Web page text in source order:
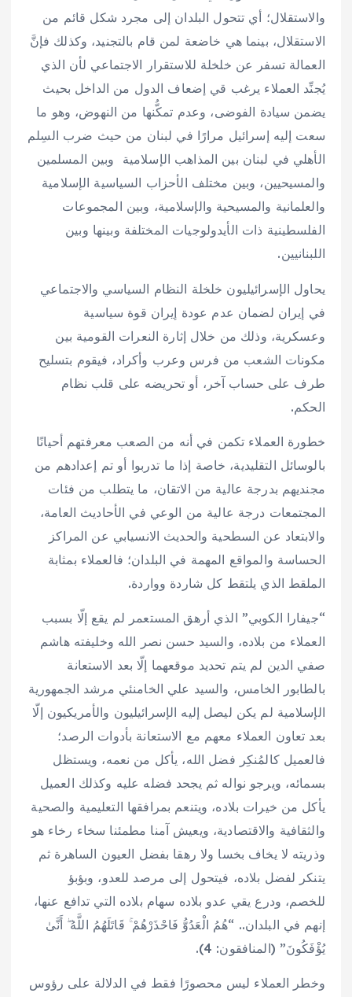
والاستقلال؛ أي تتحول البلدان إلى مجرد شكل قائم من
الاستقلال، بينما هي خاضعة لمن قام بالتجنيد، وكذلك فإنَّ
العمالة تسفر عن خلخلة للاستقرار الاجتماعي لأن الذي
يُجنِّد العملاء يرغب قي إضعاف الدول من الداخل بحيث
يضمن سيادة الفوضى، وعدم تمكُّنها من النهوض، وهو ما
سعت إليه إسرائيل مرارًا في لبنان من حيث ضرب السِلم
الأهلي في لبنان بين المذاهب الإسلامية وبين المسلمين
والمسيحيين، وبين مختلف الأحزاب السياسية الإسلامية
والعلمانية والمسيحية والإسلامية، وبين المجموعات
الفلسطينية ذات الأيدولوجيات المختلفة وبينها وبين
اللبنانيين.
يحاول الإسرائيليون خلخلة النظام السياسي والاجتماعي
في إيران لضمان عدم عودة إيران قوة سياسية
وعسكرية، وذلك من خلال إثارة النعرات القومية بين
مكونات الشعب من فرس وعرب وأكراد، فيقوم بتسليح
طرف على حساب آخر، أو تحريضه على قلب نظام
الحكم.
خطورة العملاء تكمن في أنه من الصعب معرفتهم أحيانًا
بالوسائل التقليدية، خاصة إذا ما تدربوا أو تم إعدادهم من
مجنديهم بدرجة عالية من الاتقان، ما يتطلب من فئات
المجتمعات درجة عالية من الوعي في الأحاديث العامة،
والابتعاد عن السطحية والحديث الانسيابي عن المراكز
الحساسة والمواقع المهمة في البلدان؛ فالعملاء بمثابة
الملقط الذي يلتقط كل شاردة وواردة.
“جيفارا الكوبي” الذي أرهق المستعمر لم يقع إلّا بسبب
العملاء من بلاده، والسيد حسن نصر الله وخليفته هاشم
صفي الدين لم يتم تحديد موقعهما إلّا بعد الاستعانة
بالطابور الخامس، والسيد علي الخامنئي مرشد الجمهورية
الإسلامية لم يكن ليصل إليه الإسرائيليون والأمريكيون إلّا
بعد تعاون العملاء معهم مع الاستعانة بأدوات الرصد؛
فالعميل كالمُنكِر فضل الله، يأكل من نعمه، ويستظل
بسمائه، ويرجو نواله ثم يجحد فضله عليه وكذلك العميل
يأكل من خيرات بلاده، ويتنعم بمرافقها التعليمية والصحية
والثقافية والاقتصادية، ويعيش آمنا مطمئنا سخاء رخاء هو
وذريته لا يخاف بخسا ولا رهقا بفضل العيون الساهرة ثم
يتنكر لفضل بلاده، فيتحول إلى مرصد للعدو، وبؤبؤ
للخصم، ودرع يقي عدو بلاده سهام بلاده التي تدافع عنها،
إنهم في البلدان.. “هُمُ الْعَدُوُّ فَاحْذَرْهُمْ ۚ قَاتَلَهُمُ اللَّهُ ۖ أَنَّىٰ
يُؤْفَكُونَ” (المنافقون: 4).
وخطر العملاء ليس محصورًا فقط في الدلالة على رؤوس